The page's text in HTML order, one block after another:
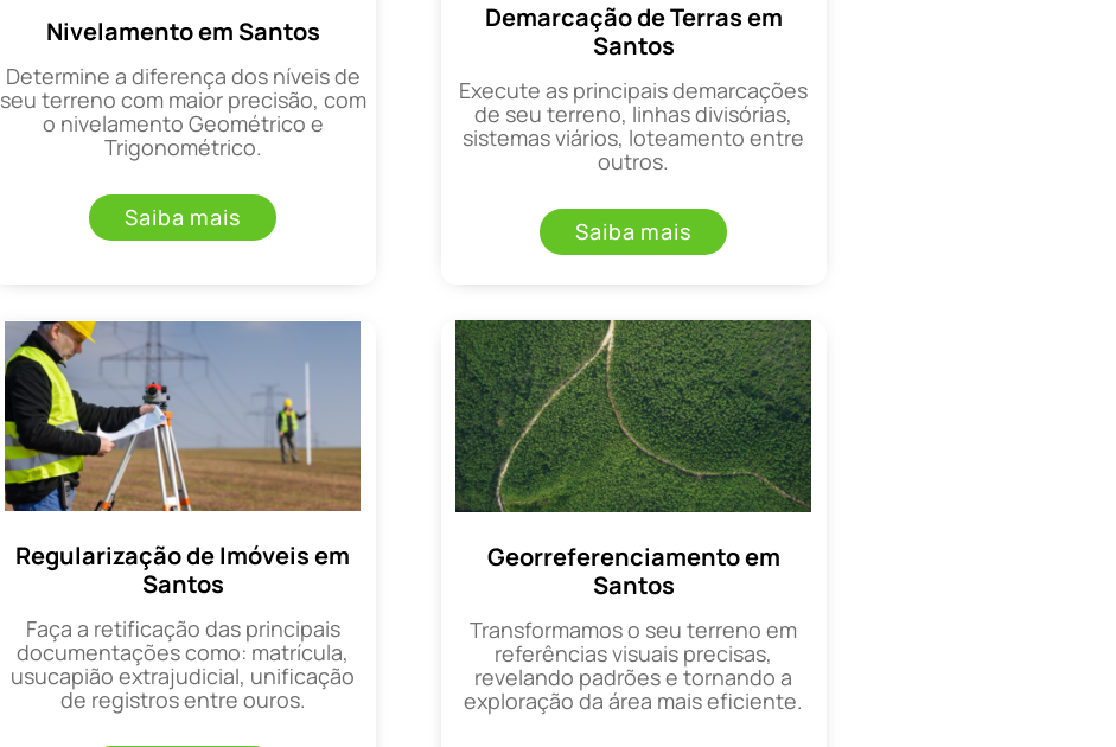
Nivelamento em Santos
Determine a diferença dos níveis de
seu terreno com maior precisão, com
o nivelamento Geométrico e
Trigonométrico.
Saiba mais
Demarcação de Terras em
Santos
Execute as principais demarcações
de seu terreno, linhas divisórias,
sistemas viários, loteamento entre
outros.
Saiba mais
Regularização de Imóveis em
Santos
Faça a retificação das principais
documentações como: matrícula,
usucapião extrajudicial, unificação
de registros entre ouros.
Georreferenciamento em
Santos
Transformamos o seu terreno em
referências visuais precisas,
revelando padrões e tornando a
exploração da área mais eficiente.